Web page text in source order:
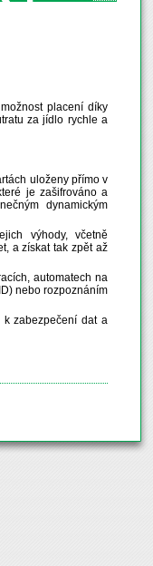
placení díky
za jídlo rychle a
uloženy přímo v
je zašifrováno a
dynamickým
výhody, včetně
a získat tak zpět až
automatech na
nebo rozpoznáním
k zabezpečení dat a